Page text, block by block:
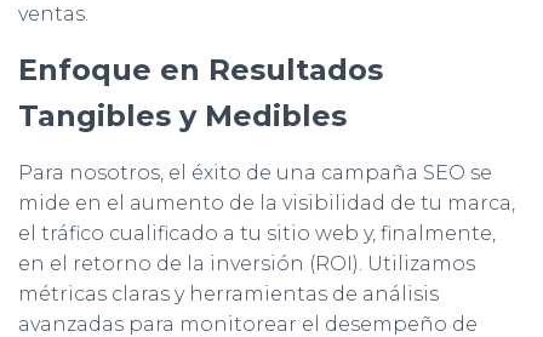
ventas.
Enfoque en Resultados
Tangibles y Medibles
Para nosotros, el éxito de una campaña SEO se
mide en el aumento de la visibilidad de tu marca,
el tráfico cualificado a tu sitio web y, finalmente,
en el retorno de la inversión (ROI). Utilizamos
métricas claras y herramientas de análisis
avanzadas para monitorear el desempeño de